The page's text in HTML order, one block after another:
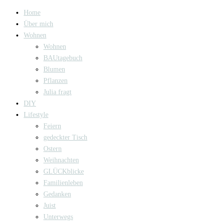
Home
Über mich
Wohnen
Wohnen
BAUtagebuch
Blumen
Pflanzen
Julia fragt
DIY
Lifestyle
Feiern
gedeckter Tisch
Ostern
Weihnachten
GLÜCKblicke
Familienleben
Gedanken
Juist
Unterwegs